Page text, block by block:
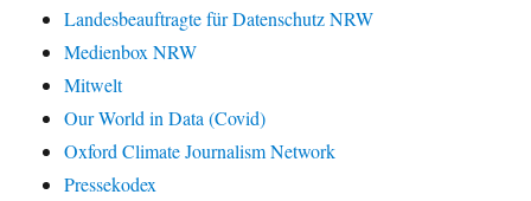
Landesbeauftragte für Datenschutz NRW
Medienbox NRW
Mitwelt
Our World in Data (Covid)
Oxford Climate Journalism Network
Pressekodex